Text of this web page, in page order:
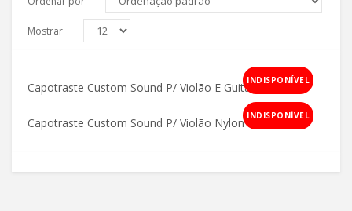
Mostrar
INDISPONÍVEL
Capotraste Custom Sound P/ Violão E Guitarra – Preto
INDISPONÍVEL
Capotraste Custom Sound P/ Violão Nylon Cromado